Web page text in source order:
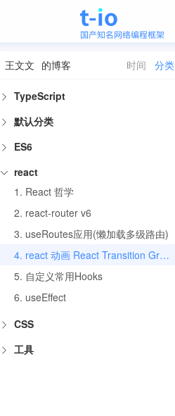
王文文 的博客 时间 分类
TypeScript
默认分类
ES6
react
1. React 哲学
2. react-router v6
3. useRoutes应用(懒加载多级路由)
4.
react 动画 React Transition Group
5. 自定义常用Hooks
6. useEffect
CSS
工具